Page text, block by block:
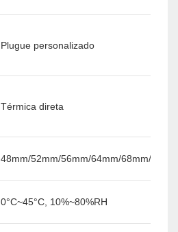
Plugue personalizado
Térmica direta
48mm/52mm/56mm/64mm/68mm/
0°C~45°C, 10%~80%RH